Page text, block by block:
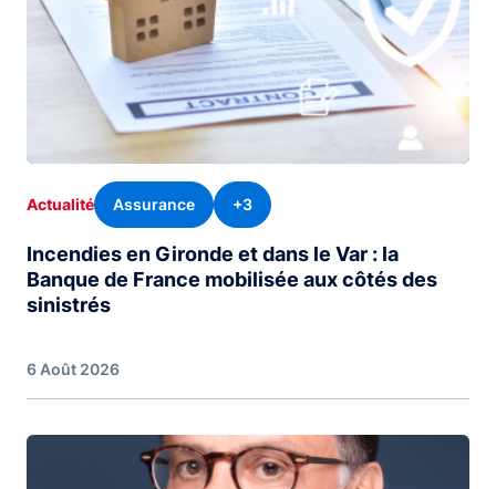
Actualité Assurance +3
Incendies en Gironde et dans le Var : la
Banque de France mobilisée aux côtés des
sinistrés
6 Août 2026
Image